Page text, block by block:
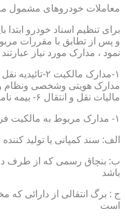
معاملات خودروهای مشمول
برای تنظیم اسناد خودرو ابتدا
و پس از تطابق با مقررات
نمود ، مدارک مورد نیاز عبارتند
مالیات نقل و انتقال ۶- بیمه نامه شخص ثالث معتبر ۷-کارت سوخت
۱- مدارک مربوط به مالکیت فروشنده که عبارتند از
الف: سند کمپانی یا تولید
ب: بنچاق رسمی که از طرف
باشد
ج : برگ انتقالی از دارائی
است